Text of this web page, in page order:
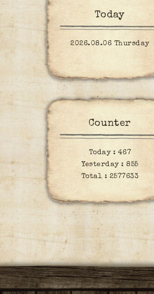
Today
2026.08.06 Thursday
Counter
Today : 467
Yesterday : 855
Total : 2577633